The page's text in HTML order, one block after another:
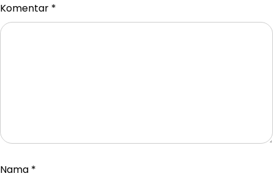
Komentar *
Nama *